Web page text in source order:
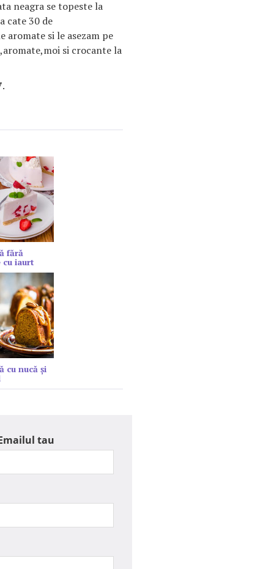
neagra se topeste la
cate 30 de
aromate si le asezam pe
si crocante la
.
fără
cu iaurt
cu nucă și
tau